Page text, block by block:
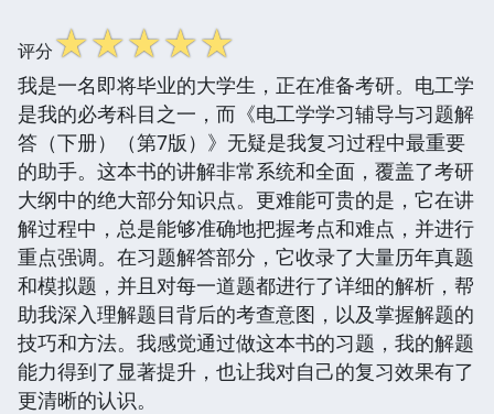
评分☆☆☆☆☆
我是一名即将毕业的大学生，正在准备考研。电工学
是我的必考科目之一，而《电工学学习辅导与习题解
答（下册）（第7版）》无疑是我复习过程中最重要
的助手。这本书的讲解非常系统和全面，覆盖了考研
大纲中的绝大部分知识点。更难能可贵的是，它在讲
解过程中，总是能够准确地把握考点和难点，并进行
重点强调。在习题解答部分，它收录了大量历年真题
和模拟题，并且对每一道题都进行了详细的解析，帮
助我深入理解题目背后的考查意图，以及掌握解题的
技巧和方法。我感觉通过做这本书的习题，我的解题
能力得到了显著提升，也让我对自己的复习效果有了
更清晰的认识。